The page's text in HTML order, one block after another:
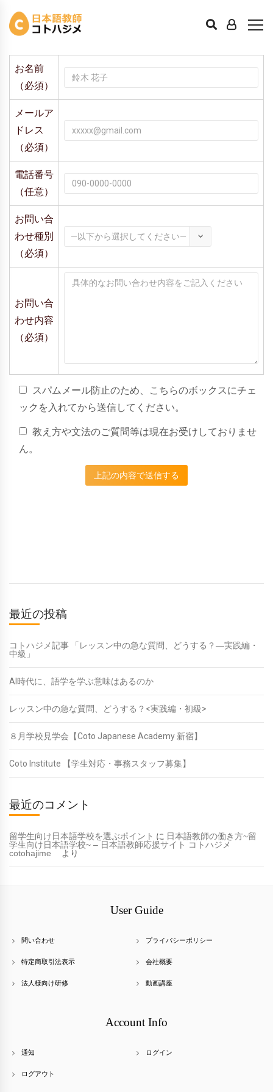
問い合わせ
お名前
（必須）
メールア
ドレス
（必須）
電話番号
（任意）
お問い合
わせ種別
（必須）
お問い合
わせ内容
（必須）
スパムメール防止のため、こちらのボックスにチェ
ックを入れてから送信してください。
教え方や文法のご質問等は現在お受けしておりませ
ん。
最近の投稿
コトハジメ記事 「レッスン中の急な質問、どうする？―実践編・
中級」
AI時代に、語学を学ぶ意味はあるのか
レッスン中の急な質問、どうする？<実践編・初級>
８月学校見学会【Coto Japanese Academy 新宿】
Coto Institute 【学生対応・事務スタッフ募集】
最近のコメント
留学生向け日本語学校を選ぶポイント に 日本語教師の働き方~留
学生向け日本語学校~ – 日本語教師応援サイト コトハジメ
cotohajime
より
User Guide
問い合わせ プライバシーポリシー
特定商取引法表示 会社概要
法人様向け研修 動画講座
Account Info
通知 ログイン
ログアウト